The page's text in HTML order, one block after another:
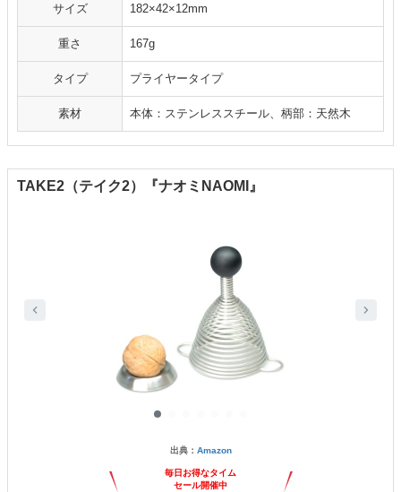
サイズ 182×42×12mm
重さ 167g
タイプ プライヤータイプ
素材 本体：ステンレススチール、柄部：天然木
TAKE2（テイク2）『ナオミNAOMI』
出典： Amazon
毎日お得なタイム
セール開催中